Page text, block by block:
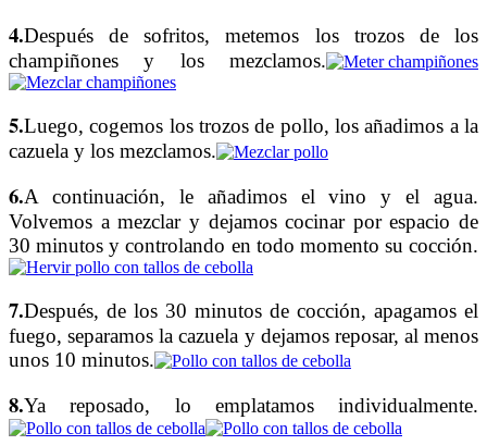
4.Después de sofritos, metemos los trozos de los
champiñones y los mezclamos.
5.Luego, cogemos los trozos de pollo, los añadimos a la
cazuela y los mezclamos.
6.A continuación, le añadimos el vino y el agua.
Volvemos a mezclar y dejamos cocinar por espacio de
30 minutos y controlando en todo momento su cocción.
7.Después, de los 30 minutos de cocción, apagamos el
fuego, separamos la cazuela y dejamos reposar, al menos
unos 10 minutos.
8.Ya reposado, lo emplatamos individualmente.